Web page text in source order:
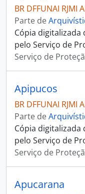
BR DFFUNAI RJMI
Parte de
Cópia
pelo Serviço de
Serviço de
Apipucos
BR DFFUNAI RJMI
Parte de
Cópia
pelo Serviço de
Serviço de
Apucarana